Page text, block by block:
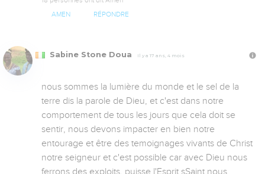
AMEN RÉPONDRE
Sabine Stone Doua Il y a 17 ans, 4 mois
nous sommes la lumière du monde et le sel de la
terre dis la parole de Dieu, et c'est dans notre
comportement de tous les jours que cela doit se
sentir, nous devons impacter en bien notre
entourage et être des temoignages vivants de Christ
notre seigneur et c'est possible car avec Dieu nous
ferrons des exploits, puisse l'Esprit sSaint nous